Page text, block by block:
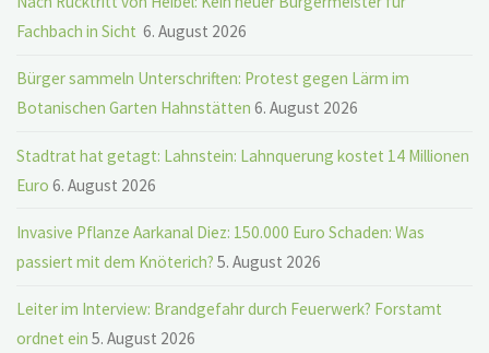
Fachbach in Sicht 6. August 2026
Bürger sammeln Unterschriften: Protest gegen Lärm im
Botanischen Garten Hahnstätten 6. August 2026
Stadtrat hat getagt: Lahnstein: Lahnquerung kostet 14 Millionen
Euro 6. August 2026
Invasive Pflanze Aarkanal Diez: 150.000 Euro Schaden: Was
passiert mit dem Knöterich? 5. August 2026
Leiter im Interview: Brandgefahr durch Feuerwerk? Forstamt
ordnet ein 5. August 2026